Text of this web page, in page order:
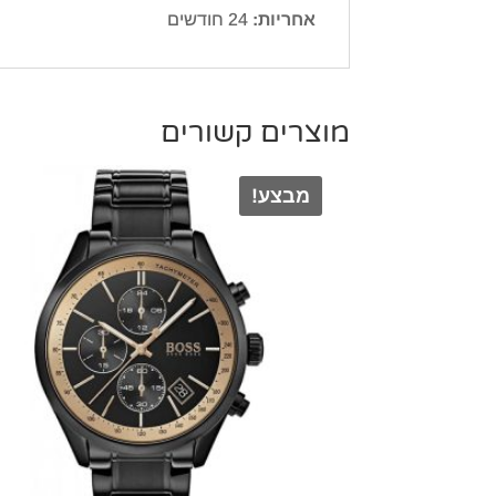
אחריות:
מוצרים קשורים
מבצע!